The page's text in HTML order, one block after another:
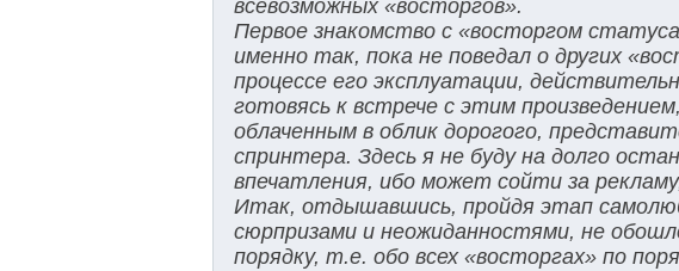
всевозможных «восторгов».
Первое знакомство с «восторгом
именно так, пока не поведал о других
процессе его эксплуатации,
готовясь к встрече с этим
облаченным в облик дорогого,
спринтера. Здесь я не буду на долго
впечатления, ибо может сойти за
Итак, отдышавшись, пройдя этап
сюрпризами и неожиданностями, не
порядку, т.е. обо всех «восторгах» по